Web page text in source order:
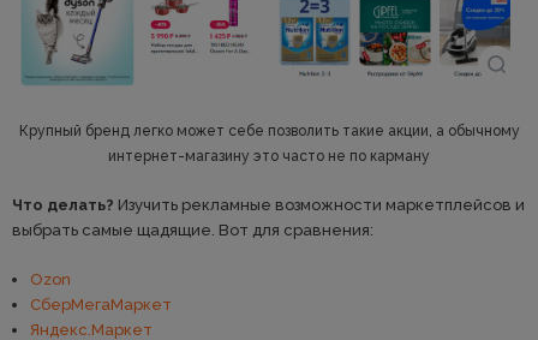
Крупный бренд легко может себе позволить такие акции, а обычному
интернет-магазину это часто не по карману
Что делать? Изучить рекламные возможности маркетплейсов и
выбрать самые щадящие. Вот для сравнения:
Ozon
СберМегаМаркет
Яндекс.Маркет